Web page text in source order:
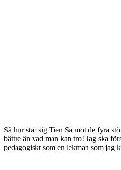
Så hur står sig Tien Sa mot de fyra
bättre än vad man kan tro! Jag ska
pedagogiskt som en lekman som jag